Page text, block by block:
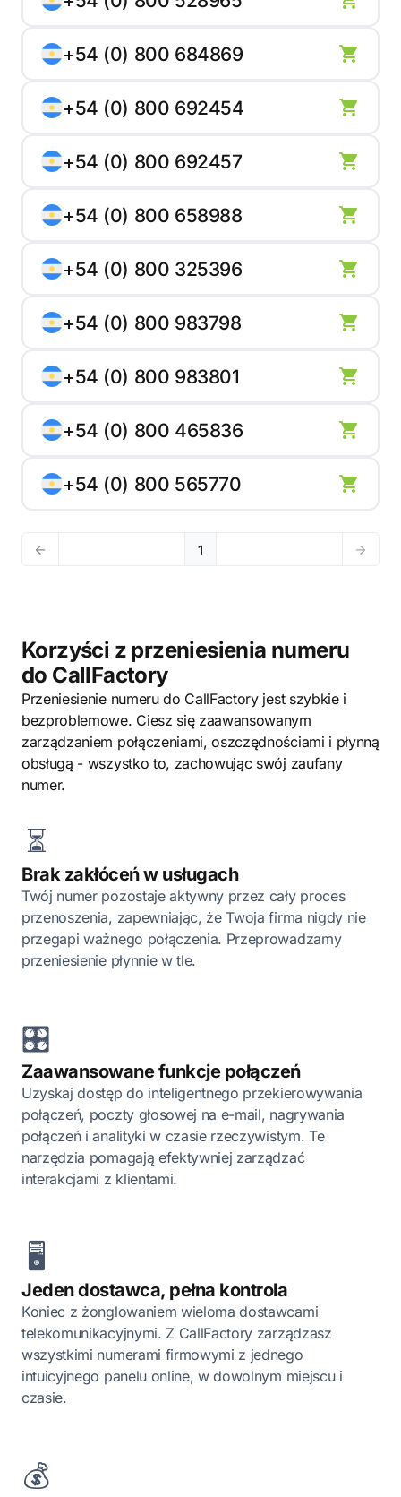
+54 (0) 800 684869
+54 (0) 800 692454
+54 (0) 800 692457
+54 (0) 800 658988
+54 (0) 800 325396
+54 (0) 800 983798
+54 (0) 800 983801
+54 (0) 800 465836
+54 (0) 800 565770
1
Korzyści z przeniesienia numeru
do CallFactory
Przeniesienie numeru do CallFactory jest szybkie i
bezproblemowe. Ciesz się zaawansowanym
zarządzaniem połączeniami, oszczędnościami i płynną
obsługą - wszystko to, zachowując swój zaufany
numer.
⏳
Brak zakłóceń w usługach
Twój numer pozostaje aktywny przez cały proces
przenoszenia, zapewniając, że Twoja firma nigdy nie
przegapi ważnego połączenia. Przeprowadzamy
przeniesienie płynnie w tle.
🎛️
Zaawansowane funkcje połączeń
Uzyskaj dostęp do inteligentnego przekierowywania
połączeń, poczty głosowej na e-mail, nagrywania
połączeń i analityki w czasie rzeczywistym. Te
narzędzia pomagają efektywniej zarządzać
interakcjami z klientami.
🖥️
Jeden dostawca, pełna kontrola
Koniec z żonglowaniem wieloma dostawcami
telekomunikacyjnymi. Z CallFactory zarządzasz
wszystkimi numerami firmowymi z jednego
intuicyjnego panelu online, w dowolnym miejscu i
czasie.
💰